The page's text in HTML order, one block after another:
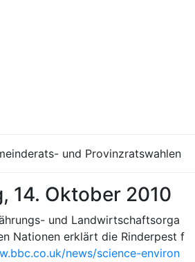
und Provinzratswahlen
14. Oktober 2010
und Landwirtschaftsorga
Nationen erklärt die Rinderpest f
news/science-environ